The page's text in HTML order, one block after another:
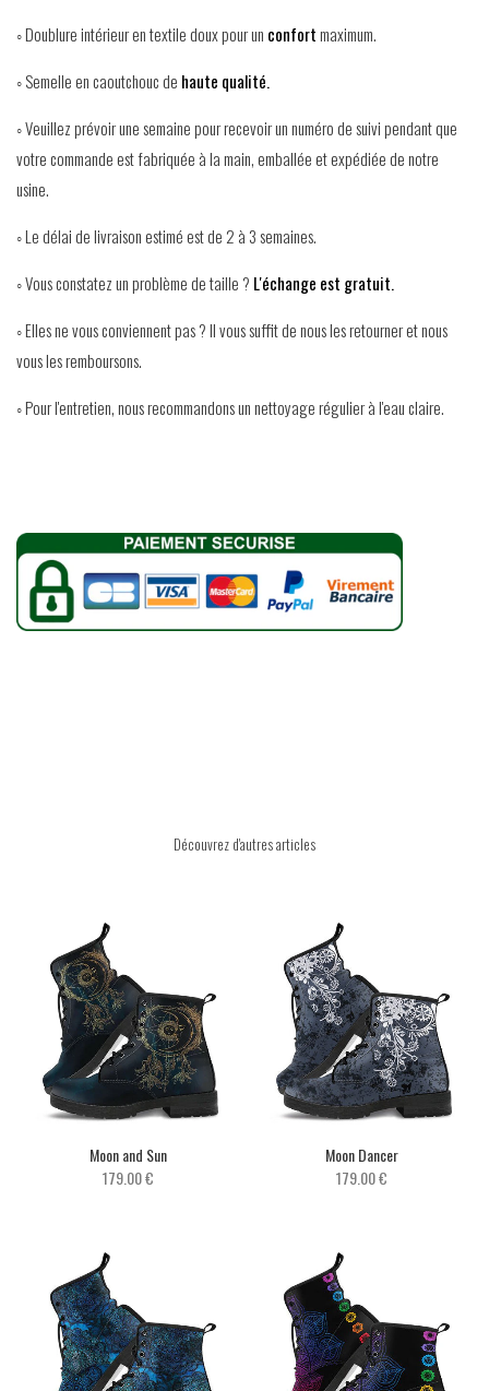
◦ Doublure intérieur en textile doux pour un confortmaximum.
◦ Semelle en caoutchouc de haute qualité.
◦ Veuillez prévoir une semaine pour recevoir un numéro de suivi pendant que
votre commande est fabriquée à la main, emballée et expédiée de notre
usine.
◦ Le délai de livraison estimé est de 2 à 3 semaines.
◦ Vous constatez un problème de taille ? L'échange est gratuit.
◦ Elles ne vous conviennent pas ? Il vous suffit de nous les retourner et nous
vous les remboursons.
◦ Pour l'entretien, nous recommandons un nettoyage régulier à l'eau claire.
Découvrez d'autres articles
Moon and Sun
179.00 €
Moon Dancer
179.00 €